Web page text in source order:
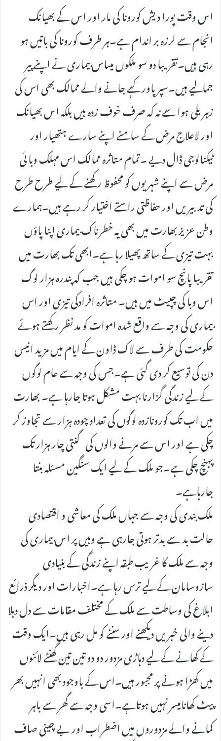
اس وقت پورا دیش کورونا کی مار اور اس کے بھیانک
انجام سے لرزہ بر اندام ہے۔ہر طرف کورونا کی باتیں ہو
رہی ہیں۔تقریبا دو سو ملکوں میںاس بیماری نے اپنے پیر
جمالیے ہیں۔سپرپاور کہے جانے والے ممالک بھی اس کی
زہریلی ہوا سے نہ کہ صرف خوف زدہ ہیں بلکہ اس بھیانک
اور لاعلاج مرض کے سامنے اپنے سارے ہتھیار اور
ٹیکنالوجی ڈال دیے ۔تمام متاثرہ ممالک اس مہلک وبا ئی
مرض سے اپنے شہریوں کو محفوظ رکھنے کے لیے طرح طرح
کی تدبیریں اور حفاظتی راستے اختیار کر رہے ہیں۔ہمارے
وطن عزیز بھارت میں بھی یہ خطرناک بیماری اپنا پاؤں
بہت تیزی کے ساتھ پھیلا رہا ہے۔ابھی تک بھارت میں
تقریبا پانچ سو اموات ہو چکی ہیں جب کہ پندرہ ہزار لوگ
اس وبا کی چپیٹ میں ہیں۔ متاثرہ افرادکی تیزی اور اس
بیماری کی وجہ سے واقع شدہ اموات کو مد نظر رکھتے ہوئے
حکومت کی طرف سے لاک ڈاون کے ایام میں مزید انیس
دن کی توسیع کر دی گئی ہے۔جس کی وجہ سے عام لوگوں
کے لیے زندگی گزارنا بہت مشکل ہوتا جارہا ہے۔ بھارت
میں اب تک کورونازدہ لوگوں کی تعداد چودہ ہزار سے تجاوز کر
چکی ہے اور اس سے مرنے والوں کی گنتی چار ہزار تک
پہنچ چکی ہے۔جو ملک کے لیے ایک سنگین مسئلہ بنتا
جارہاہے۔
ملک بندی کی وجہ سے جہاں ملک کی معاشی و اقتصادی
حالت بد سے بدتر ہوتی جارہی ہے وہیں پر اس بیماری کی
وجہ سے ملک کا غریب طبقہ اپنے زندگی کے بنیادی
سازوسامان کے لیے ترس رہا ہے۔اخبارات اور دیگر ذرائع
ابلاغ کی وساطت سے ملک کے مختلف مقامات سے دل دہلا
دینے والی خبریں دیکھنے اور سننے کو مل رہی ہیں۔ایک وقت
کے کھانے کے لیے دہاڑی مزدور دو دو تین تین گھنٹے لائنوں
میں کھڑا ہونے پر مجبور ہیں۔اس کے باوجود بھی انہیں بھر
پیٹ کھانامیسر نہیں ہوتاہے۔اسی وجہ سے گھر سے باہر
کمانے والے مزدوروں میں اضطراب اور بے چینی صاف